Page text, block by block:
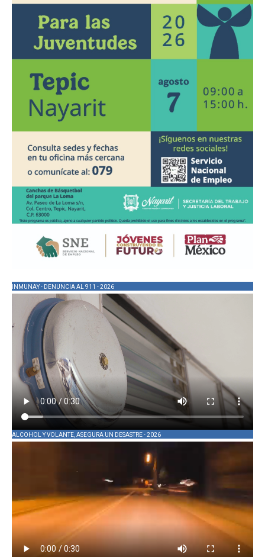
INMUNAY - DENUNCIA AL 911 - 2026
ALCOHOL Y VOLANTE, ASEGURA UN DESASTRE - 2026